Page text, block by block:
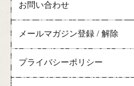
お問い合わせ
メールマガジン登録 / 解除
プライバシーポリシー